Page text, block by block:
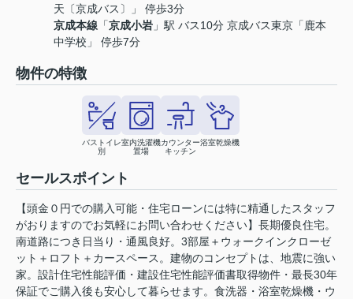
天〔京成バス〕」 停歩3分
京成本線 「京成小岩 」駅 バス10分 京成バス東京「鹿本
中学校」 停歩7分
物件の特徴
バストイレ
別
室内洗濯機
置場
カウンター
キッチン
浴室乾燥機
セールスポイント
【頭金０円での購入可能・住宅ローンには特に精通したスタッフ
がおりますのでお気軽にお問い合わせください】長期優良住宅。
南道路につき日当り・通風良好。3部屋＋ウォークインクローゼ
ット＋ロフト＋カースペース。建物のコンセプトは、地震に強い
家。設計住宅性能評価・建設住宅性能評価書取得物件・最長30年
保証でご購入後も安心して暮らせます。食洗器・浴室乾燥機・ウ